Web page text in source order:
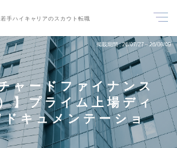
若手ハイキャリアのスカウト転職
掲載期間 26/07/27～26/08/09
ャードファイナンス
】プライム上場ディ
キュメンテーショ